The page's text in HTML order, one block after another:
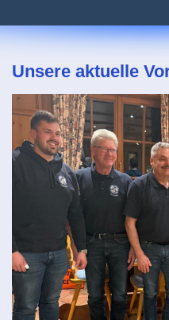
Unsere aktuelle